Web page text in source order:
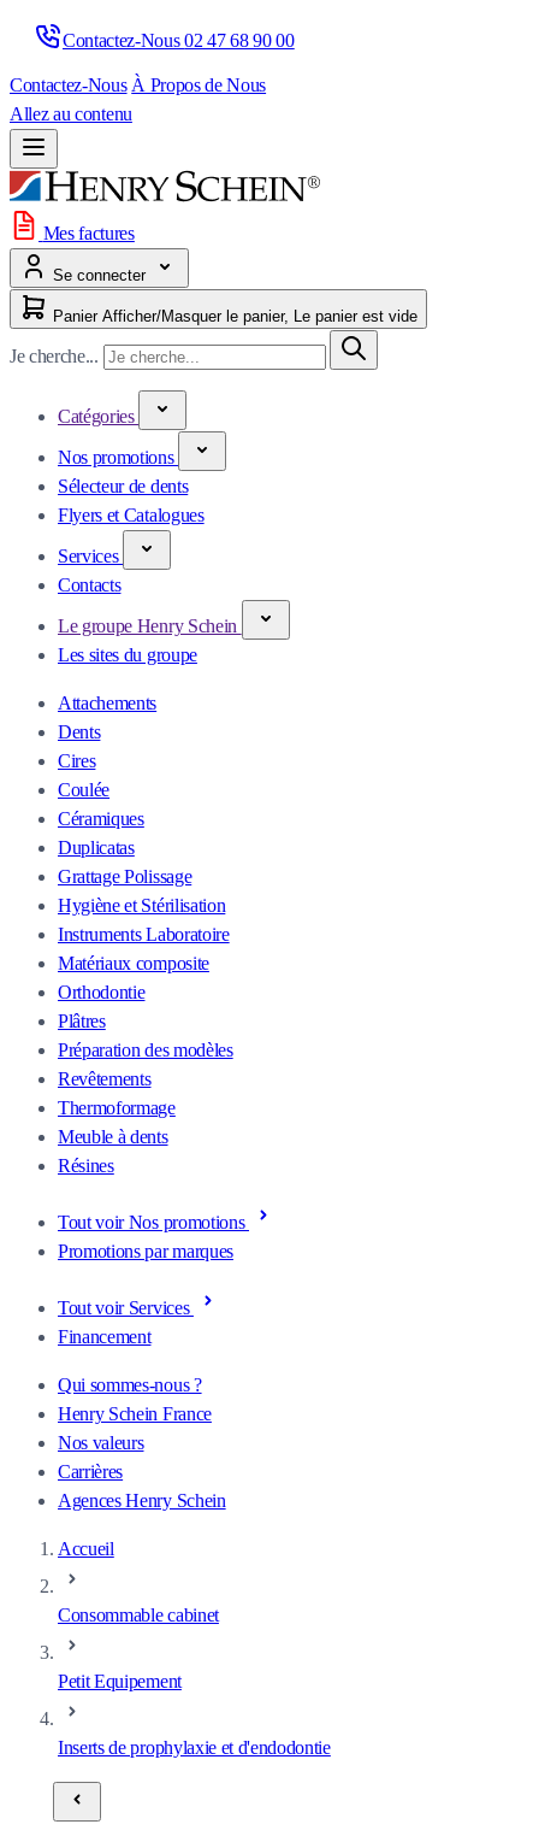
Contactez-Nous 02 47 68 90 00
Contactez-Nous À Propos de Nous
Allez au contenu
Mes factures
Se connecter
Panier Afficher/Masquer le panier, Le panier est vide
Je cherche...
Catégories
Nos promotions
Sélecteur de dents
Flyers et Catalogues
Services
Contacts
Le groupe Henry Schein
Les sites du groupe
Attachements
Dents
Cires
Coulée
Céramiques
Duplicatas
Grattage Polissage
Hygiène et Stérilisation
Instruments Laboratoire
Matériaux composite
Orthodontie
Plâtres
Préparation des modèles
Revêtements
Thermoformage
Meuble à dents
Résines
Tout voir Nos promotions
Promotions par marques
Tout voir Services
Financement
Qui sommes-nous ?
Henry Schein France
Nos valeurs
Carrières
Agences Henry Schein
Accueil
Consommable cabinet
Petit Equipement
Inserts de prophylaxie et d'endodontie